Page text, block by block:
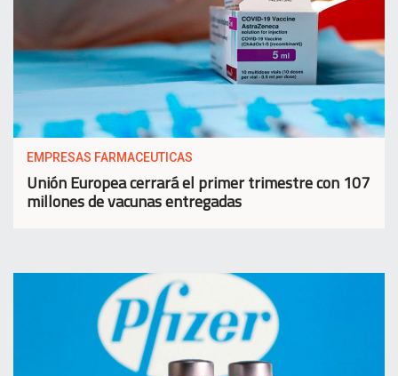
EMPRESAS FARMACEUTICAS
Unión Europea cerrará el primer trimestre con 107
millones de vacunas entregadas